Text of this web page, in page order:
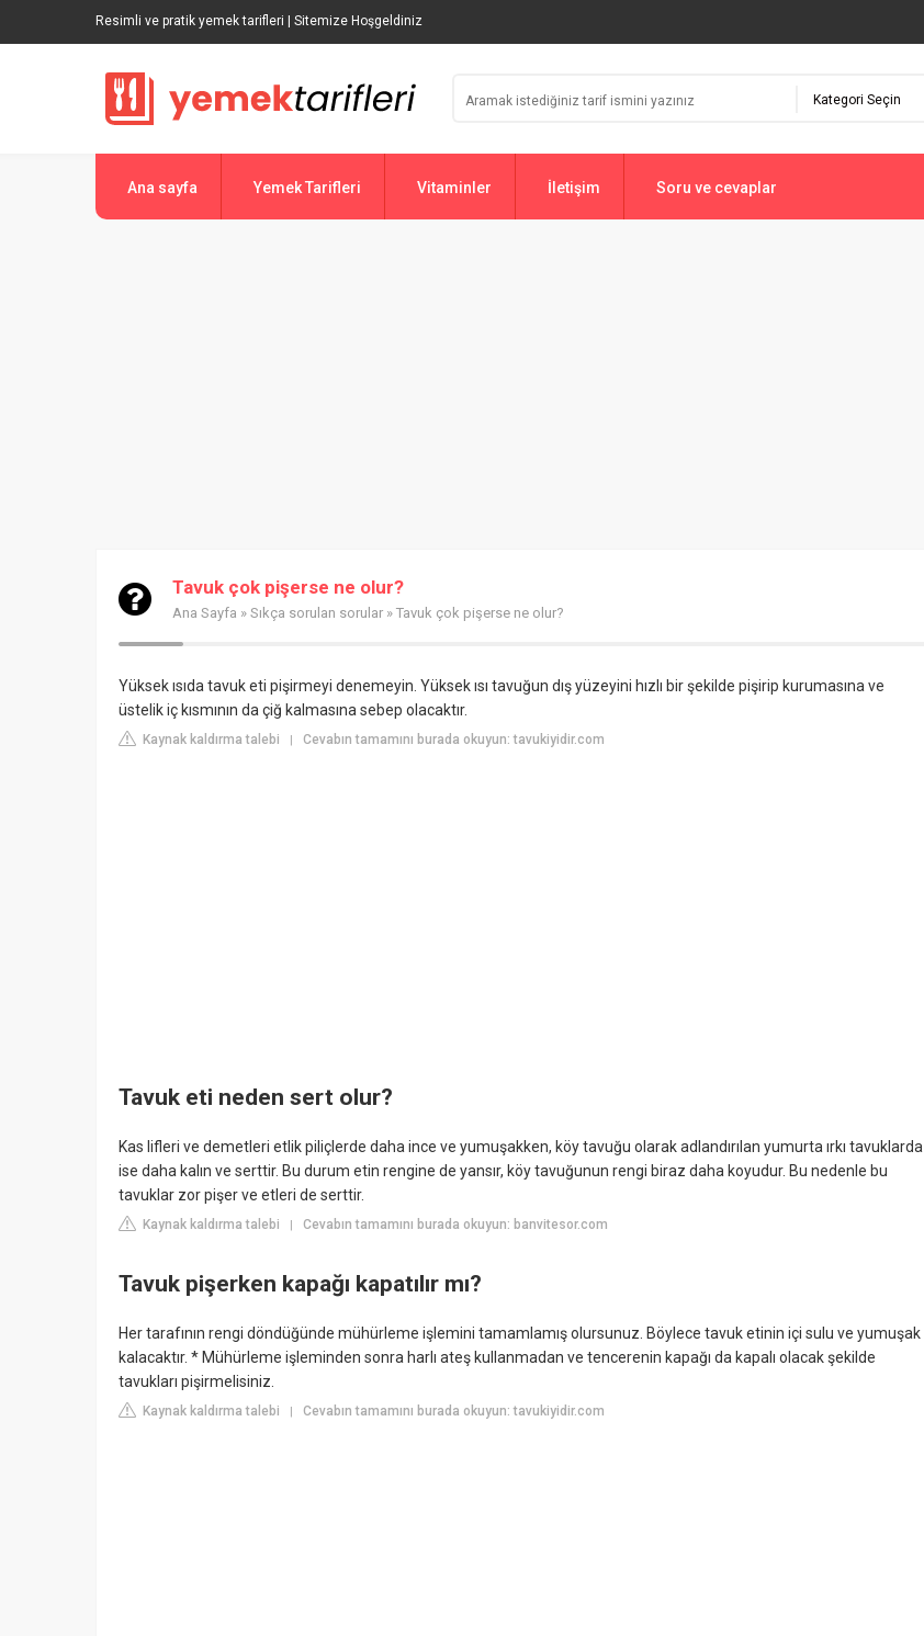
Resimli ve pratik yemek tarifleri | Sitemize Hoşgeldiniz
Ana sayfa Yemek Tarifleri Vitaminler İletişim Soru ve cevaplar
Tavuk çok pişerse ne olur?
Ana Sayfa » Sıkça sorulan sorular » Tavuk çok pişerse ne olur?
Yüksek ısıda tavuk eti pişirmeyi denemeyin. Yüksek ısı tavuğun dış yüzeyini hızlı bir şekilde pişirip kurumasına ve
üstelik iç kısmının da çiğ kalmasına sebep olacaktır.
Kaynak kaldırma talebi | Cevabın tamamını burada okuyun: tavukiyidir.com
Tavuk eti neden sert olur?
Kas lifleri ve demetleri etlik piliçlerde daha ince ve yumuşakken, köy tavuğu olarak adlandırılan yumurta ırkı tavuklarda
ise daha kalın ve serttir. Bu durum etin rengine de yansır, köy tavuğunun rengi biraz daha koyudur. Bu nedenle bu
tavuklar zor pişer ve etleri de serttir.
Kaynak kaldırma talebi Cevabın tamamını burada okuyun: banvitesor.com
Tavuk pişerken kapağı kapatılır mı?
Her tarafının rengi döndüğünde mühürleme işlemini tamamlamış olursunuz. Böylece tavuk etinin içi sulu ve yumuşak
kalacaktır. * Mühürleme işleminden sonra harlı ateş kullanmadan ve tencerenin kapağı da kapalı olacak şekilde
tavukları pişirmelisiniz.
Kaynak kaldırma talebi Cevabın tamamını burada okuyun: tavukiyidir.com